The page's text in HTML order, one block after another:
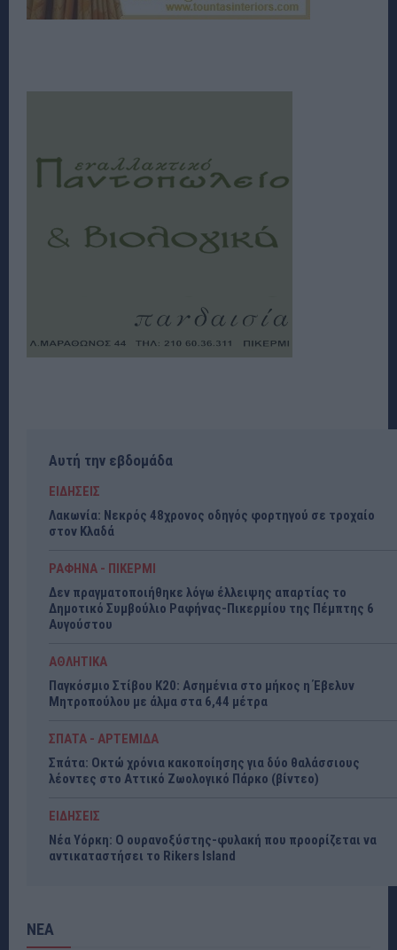
Αυτή την εβδομάδα
ΕΙΔΗΣΕΙΣ
Λακωνία: Νεκρός 48χρονος οδηγός φορτηγού σε τροχαίο
στον Κλαδά
ΡΑΦΗΝΑ - ΠΙΚΕΡΜΙ
Δεν πραγματοποιήθηκε λόγω έλλειψης απαρτίας το
Δημοτικό Συμβούλιο Ραφήνας-Πικερμίου της Πέμπτης 6
Αυγούστου
ΑΘΛΗΤΙΚΑ
Παγκόσμιο Στίβου Κ20: Ασημένια στο μήκος η Έβελυν
Μητροπούλου με άλμα στα 6,44 μέτρα
ΣΠΑΤΑ - ΑΡΤΕΜΙΔΑ
Σπάτα: Οκτώ χρόνια κακοποίησης για δύο θαλάσσιους
λέοντες στο Αττικό Ζωολογικό Πάρκο (βίντεο)
ΕΙΔΗΣΕΙΣ
Νέα Υόρκη: Ο ουρανοξύστης-φυλακή που προορίζεται να
αντικαταστήσει το Rikers Island
ΝΕΑ